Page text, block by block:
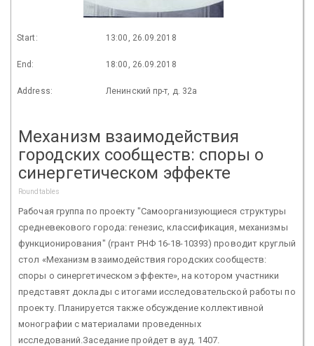
Start: 13:00, 26.09.2018
End: 18:00, 26.09.2018
Address: Ленинский пр-т, д. 32а
Механизм взаимодействия
городских сообществ: споры о
синергетическом эффекте
Roundtables
Рабочая группа по проекту "Самоорганизующиеся структуры
средневекового города: генезис, классификация, механизмы
функционирования" (грант РНФ 16-18-10393) проводит круглый
стол «Механизм взаимодействия городских сообществ:
споры о синергетическом эффекте», на котором участники
представят доклады с итогами исследовательской работы по
проекту. Планируется также обсуждение коллективной
монографии с материалами проведенных
исследований.Заседание пройдет в ауд. 1407.